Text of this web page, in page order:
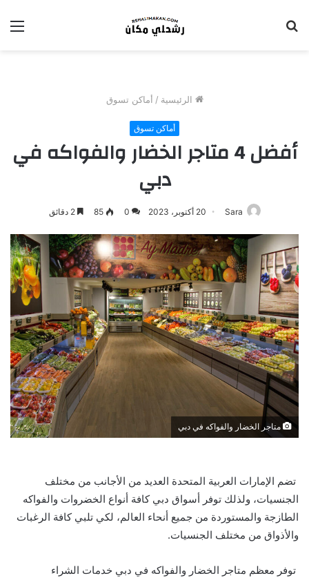
الرئيسية / أماكن تسوق
أماكن تسوق
أفضل 4 متاجر الخضار والفواكه في
دبي
Sara 20 أكتوبر، 2023 0
85 2 دقائق
متاجر الخضار والفواكه في دبي
تضم الإمارات العربية المتحدة العديد من الأجانب من مختلف
الجنسيات، ولذلك توفر أسواق دبي كافة أنواع الخضروات والفواكه
الطازجة والمستوردة من جميع أنحاء العالم، لكي تلبي كافة الرغبات
والأذواق من مختلف الجنسيات.
توفر معظم متاجر الخضار والفواكه في دبي خدمات الشراء